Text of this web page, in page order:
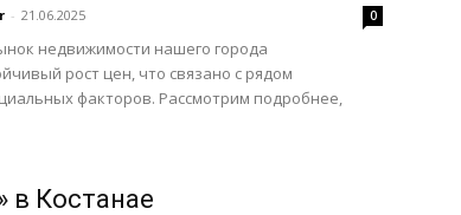
- 21.06.2025 0
недвижимости нашего города
рост цен, что связано с рядом
факторов. Рассмотрим подробнее,
в Костанае